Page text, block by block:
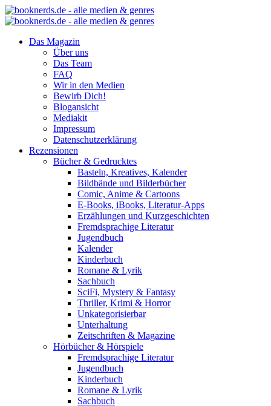
Das Magazin
Über uns
Das Team
FAQ
Wir in den Medien
Bewirb Dich!
Blogansicht
Mediakit
Impressum
Datenschutzerklärung
Rezensionen
Bücher & Gedrucktes
Basteln, Kreatives, Kalender
Bildbände und Bilderbücher
Comic, Anime & Cartoons
E-Books, iBooks, Literatur-Apps
Erzählungen und Kurzgeschichten
Fremdsprachige Literatur
Jugendbuch
Kalender
Kinderbuch
Romane & Lyrik
Sachbuch
SciFi, Mystery & Fantasy
Thriller, Krimi & Horror
Unkategorisierbar
Unterhaltung
Zeitschriften & Magazine
Hörbücher & Hörspiele
Fremdsprachige Literatur
Jugendbuch
Kinderbuch
Romane & Lyrik
Sachbuch